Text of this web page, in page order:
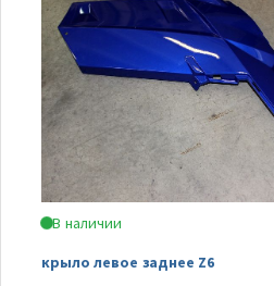
В наличии
крыло левое заднее Z6